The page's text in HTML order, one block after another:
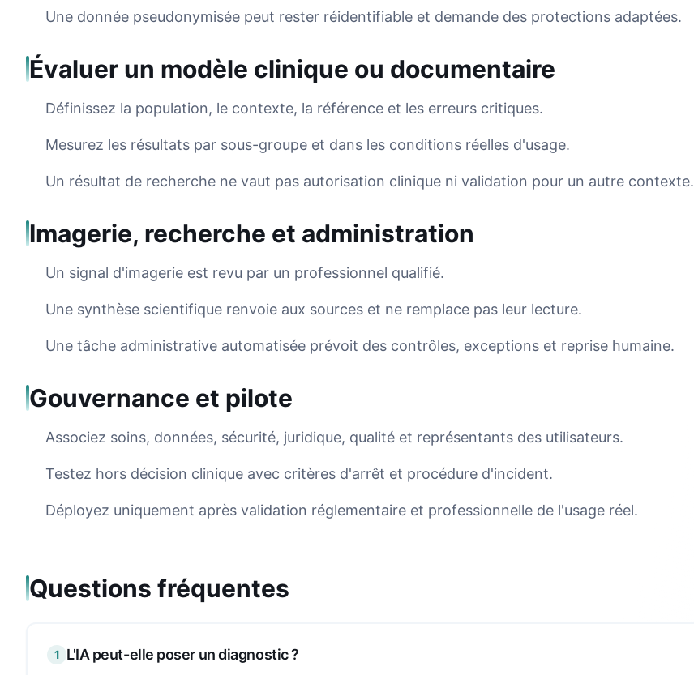
Une donnée pseudonymisée peut rester réidentifiable et demande des protections adaptées.
Évaluer un modèle clinique ou documentaire
Définissez la population, le contexte, la référence et les erreurs critiques.
Mesurez les résultats par sous-groupe et dans les conditions réelles d'usage.
Un résultat de recherche ne vaut pas autorisation clinique ni validation pour un autre contexte.
Imagerie, recherche et administration
Un signal d'imagerie est revu par un professionnel qualifié.
Une synthèse scientifique renvoie aux sources et ne remplace pas leur lecture.
Une tâche administrative automatisée prévoit des contrôles, exceptions et reprise humaine.
Gouvernance et pilote
Associez soins, données, sécurité, juridique, qualité et représentants des utilisateurs.
Testez hors décision clinique avec critères d'arrêt et procédure d'incident.
Déployez uniquement après validation réglementaire et professionnelle de l'usage réel.
Questions fréquentes
1 L'IA peut-elle poser un diagnostic ?